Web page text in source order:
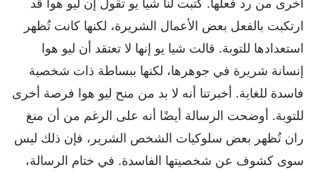
ارتكبت بالفعل بعض الأعمال الشريرة، لكنها كانت تُظهر
استعدادها للتوبة. قالت شيا يو إنها لا تعتقد أن ليو هوا
إنسانة شريرة في جوهرها، لكنها ببساطة ذات شخصية
فاسدة للغاية. أخبرتنا أنه لا بد من منح ليو هوا فرصة أخرى
للتوبة. أوضحت الرسالة أيضًا أنه على الرغم من أن منغ
ران تُظهر بعض سلوكيات الشخص الشرير، فإن ذلك ليس
سوى كشوف عن شخصيتها الفاسدة. في ختام الرسالة،